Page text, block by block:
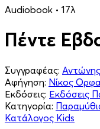
Audiobook • 17λ
Πέντε
Συγγραφέας:
Αφήγηση: Νίκος
Εκδόσεις: Εκδόσεις
Κατηγορία:
Κατάλογος Kids